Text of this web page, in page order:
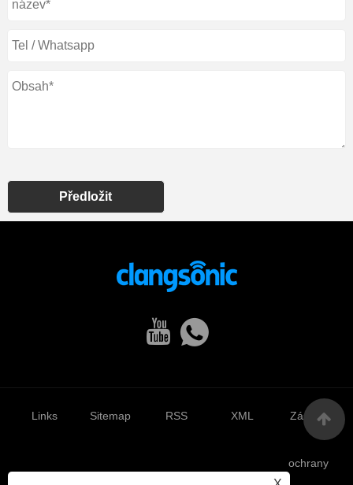
Předložit
Links Sitemap RSS XML Zásady
ochrany